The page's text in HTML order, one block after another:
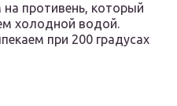
противень, который
холодной водой.
при 200 градусах